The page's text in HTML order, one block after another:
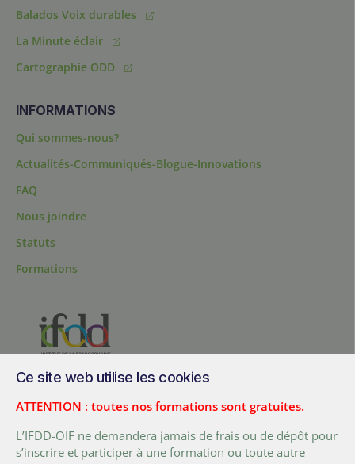
Balados Voix durables
La Minute éclair
Cartographie ODD
INFORMATIONS
Qui sommes-nous?
Actualités-Communiqués-Blogue-Innovations
FAQ
Nous joindre
Statuts
Formations
Canada
Tél. :+ (1) 418 692 5727
Fax :+ (1) 418 692 5644
Ce site web utilise les cookies
ATTENTION : toutes nos formations sont gratuites.
L’IFDD-OIF ne demandera jamais de frais ou de dépôt pour
s’inscrire et participer à une formation ou toute autre